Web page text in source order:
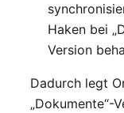
Haken bei
Version
Dadurch legt
„Dokumente“-